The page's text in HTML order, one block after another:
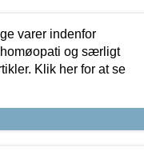
varer indenfor
og særligt
Klik her for at se